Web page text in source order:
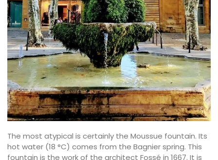
The most atypical is certainly the Moussue fountain. Its
hot water (18 °C) comes from the Bagnier spring. This
fountain is the work of the architect Fossé in 1667. It is